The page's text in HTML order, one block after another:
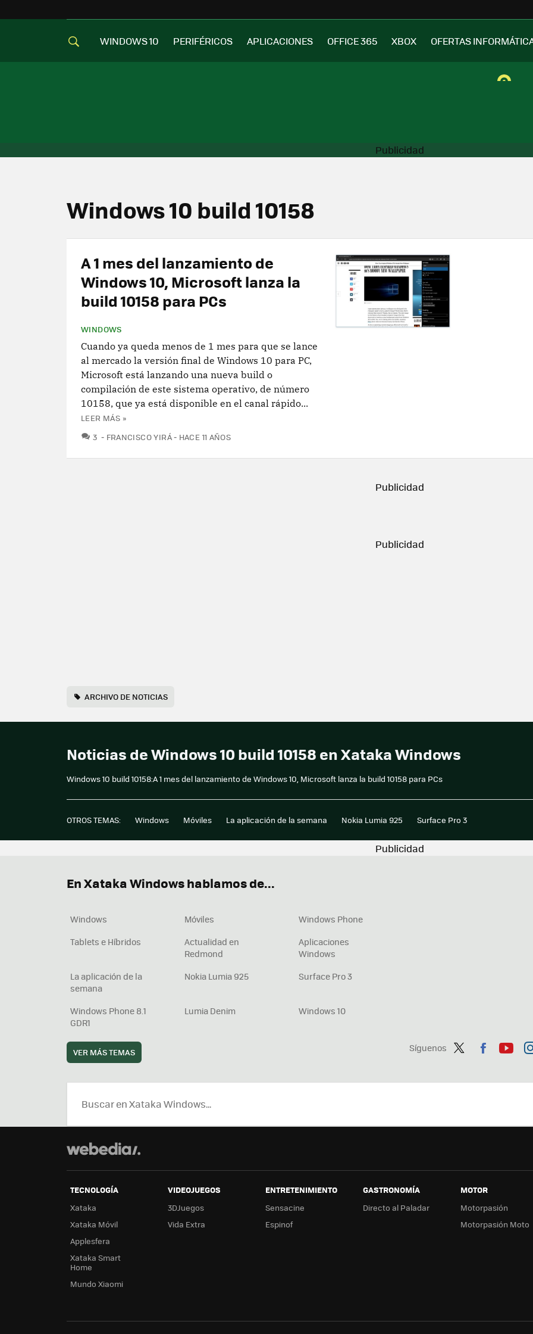
WINDOWS 10 PERIFÉRICOS APLICACIONES OFFICE 365 XBOX OFERTAS
Windows 10 build 10158
A 1 mes del lanzamiento de
Windows 10, Microsoft lanza la
build 10158 para PCs
WINDOWS
Cuando ya queda menos de 1 mes para que se lance
al mercado la versión final de Windows 10 para PC,
Microsoft está lanzando una nueva build o
compilación de este sistema operativo, de número
10158, que ya está disponible en el canal rápido...
LEER MÁS »
3 COMENTARIOS
FRANCISCO YIRÁ HACE 11 AÑOS
ARCHIVO DE NOTICIAS
Noticias de Windows 10 build 10158 en Xataka Windows
Windows 10 build 10158:A 1 mes del lanzamiento de Windows 10, Microsoft lanza la build 10158 para PCs
OTROS TEMAS: Windows Móviles La aplicación de la semana Nokia Lumia 925 Surface Pro 3
Síguenos
ter
ebo tub
En Xataka Windows hablamos de...
Windows Móviles
Windows Phone
Tablets e Híbridos
Actualidad en
Redmond
Aplicaciones
Windows
La aplicación de la
semana
Nokia Lumia 925 Surface Pro 3
Windows Phone 8.1
GDR1
Lumia Denim Windows 10
VER MÁS TEMAS
TECNOLOGÍA
Xataka
Xataka Móvil
Applesfera
Xataka Smart
Home
Mundo Xiaomi
VIDEOJUEGOS
3DJuegos
Vida Extra
ENTRETENIMIENTO
Sensacine
Espinof
GASTRONOMÍA
Directo al Paladar
MOTOR
Motorpasión
Motorpasión Moto